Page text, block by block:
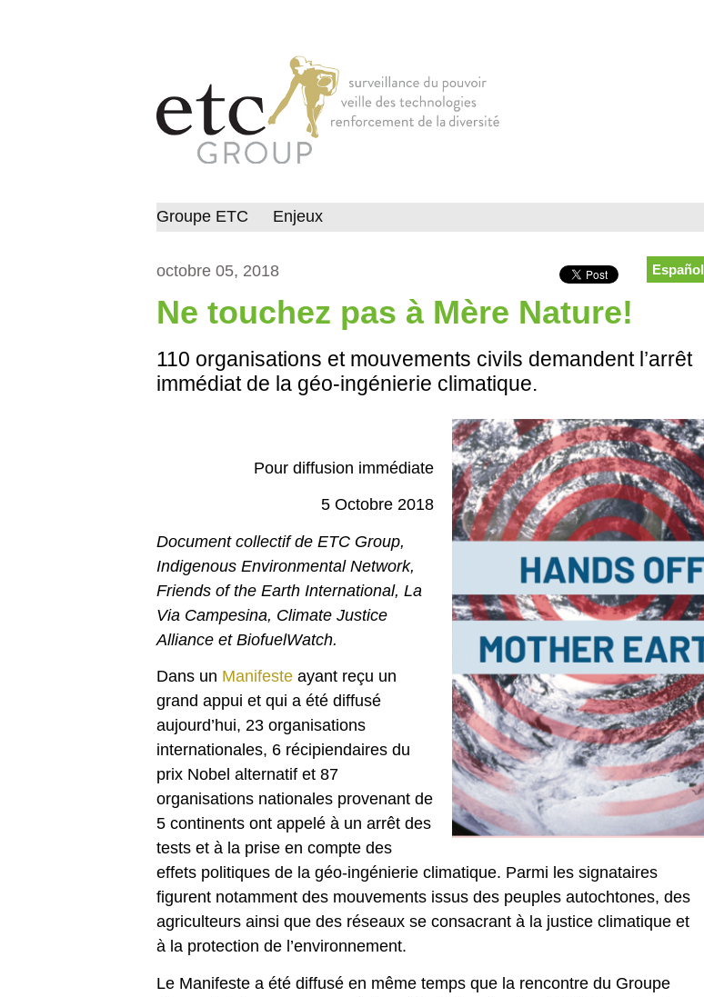
Español
octobre 05, 2018
Ne touchez pas à Mère Nature!
110 organisations et mouvements civils demandent l’arrêt
immédiat de la géo-ingénierie climatique.
Pour diffusion immédiate
5 Octobre 2018
Document collectif de ETC Group,
Indigenous Environmental Network,
Friends of the Earth International, La
Via Campesina, Climate Justice
Alliance et BiofuelWatch.
Dans un Manifeste ayant reçu un
grand appui et qui a été diffusé
aujourd’hui, 23 organisations
internationales, 6 récipiendaires du
prix Nobel alternatif et 87
organisations nationales provenant de
5 continents ont appelé à un arrêt des
tests et à la prise en compte des
effets politiques de la géo-ingénierie climatique. Parmi les signataires
figurent notamment des mouvements issus des peuples autochtones, des
agriculteurs ainsi que des réseaux se consacrant à la justice climatique et
à la protection de l’environnement.
Le Manifeste a été diffusé en même temps que la rencontre du Groupe
Groupe ETC Enjeux